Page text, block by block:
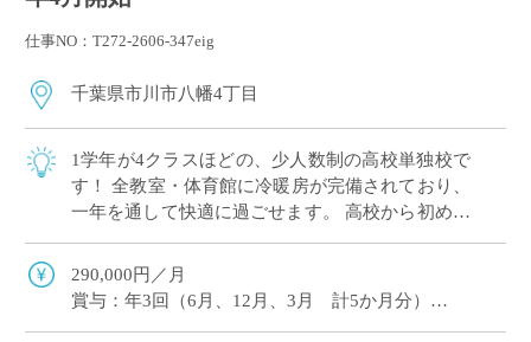
仕事NO：T272-2606-347eig
千葉県市川市八幡4丁目
1学年が4クラスほどの、少人数制の高校単独校で
す！ 全教室・体育館に冷暖房が完備されており、
一年を通して快適に過ごせます。 高校から初めて
部活に複数顧問制を採用しています。 常 […]
290,000円／月
賞与：年3回（6月、12月、3月 計5か月分）